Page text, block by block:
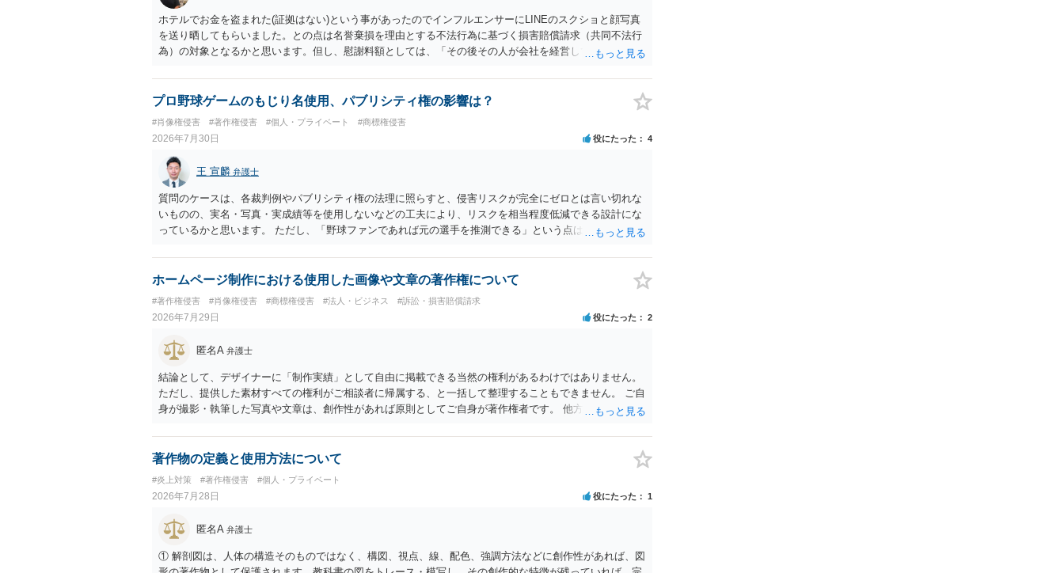
ホテルでお金を盗まれた(証拠はない)という事があったのでインフルエンサーにLINEのスクショと顔写真
を送り晒してもらいました。との点は名誉棄損を理由とする不法行為に基づく損害賠償請求（共同不法行
為）の対象となるかと思います。但し、慰謝料額としては、「その後その人が会社を経営しているようで
の計算がすべて損害とならないかと思いますので、損害額で争っても良いかと思います。ご参考にしてく
ださい。
プロ野球ゲームのもじり名使用、パブリシティ権の影響は？
#肖像権侵害 #著作権侵害 #個人・プライベート #商標権侵害
2026年7月30日 役にたった 4
王 宣麟 弁護士
質問のケースは、各裁判例やパブリシティ権の法理に照らすと、侵害リスクが完全にゼロとは言い切れな
いものの、実名・写真・実成績等を使用しないなどの工夫により、リスクを相当程度低減できる設計にな
っているかと思います。 ただし、「野球ファンであれば元の選手を推測できる」という点は、裁判で争わ
す。 また、広告収益の有無は、侵害判断に一定の影響を与える可能性がありますが、決定的要因ではあり
ません。 パブリシティ権侵害の成否は、主に「専ら顧客吸引力の利用を目的とするか」という点で判断さ
ではありません。完全無償・非営利であれば「表現の自由」「創作物」としての側面が強く評価される可
能性があります。一方、広告収益がある場合は「商業利用」としての色彩が強まり、リスクが高まる可能
性があります。 公開前に変更・確認しておく事項については、公開の場でアドバイスするにも限界がある
かと思うので、資料等を持参の上、弁護士に相談されることも一つかと存じます。
ホームページ制作における使用した画像や文章の著作権について
#著作権侵害 #肖像権侵害 #商標権侵害 #法人・ビジネス #訴訟・損害賠償請求
2026年7月29日 役にたった 2
匿名A 弁護士
結論として、デザイナーに「制作実績」として自由に掲載できる当然の権利があるわけではありません。
ただし、提供した素材すべての権利がご相談者に帰属する、と一括して整理することもできません。 ご自
身が撮影・執筆した写真や文章は、創作性があれば原則としてご自身が著作権者です。 他方、ブランド
ません。ただし、ロゴに独自の図形やイラスト等が含まれる場合には、その表現部分が著作物となる可能
性があります。 また、人物写真の著作権は撮影者に、肖像に関する権利は被写体本人に帰属します（著作
制作したイラストやバナー等は別として、一般的なレイアウトや配色、依頼者から提供された素材を希望
に沿って配置した部分には、通常、著作物性は認められにくいと考えられます。仮に具体的な画面構成の
一部に創作性が認められても、その権利は当該部分に限られ、ご相談者の写真や文章等を制作実績として
掲載する権限まで当然に生じるものではありません。 もっとも、契約書がなくても、見積書、メール、利
用規約等に実績掲載への同意があれば別です。また、単に制作を担当した事実を記載したり、公開中のサ
イトへリンクしたりする行為まで当然に禁止できるとは限りません。 人物写真については、通常のSNSへ
著作物の定義と使用方法について
#炎上対策 #著作権侵害 #個人・プライベート
2026年7月28日 役にたった 1
匿名A 弁護士
① 解剖図は、人体の構造そのものではなく、構図、視点、線、配色、強調方法などに創作性があれば、図